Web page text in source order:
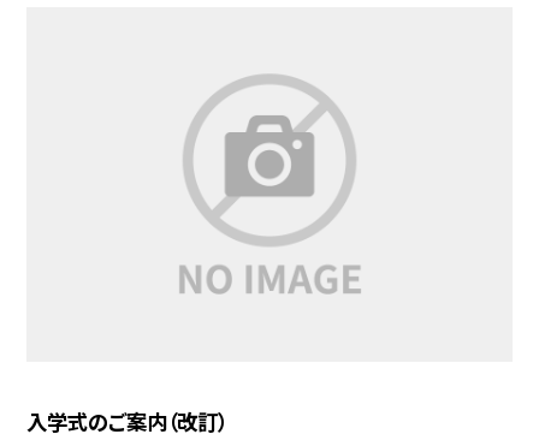
入学式のご案内（改訂）